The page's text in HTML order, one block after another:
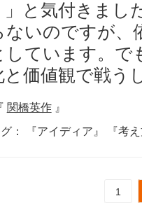
」と気付きまし
ないのですが、
しています。で
と価値観で戦う
関橋英作』
：
『アイディア』 『考
1